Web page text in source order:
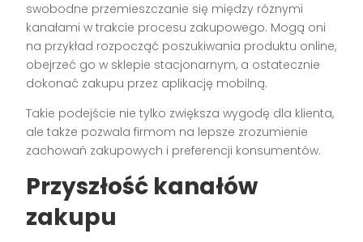
swobodne przemieszczanie się między różnymi
kanałami w trakcie procesu zakupowego. Mogą oni
na przykład rozpocząć poszukiwania produktu online,
obejrzeć go w sklepie stacjonarnym, a ostatecznie
dokonać zakupu przez aplikację mobilną.
Takie podejście nie tylko zwiększa wygodę dla klienta,
ale także pozwala firmom na lepsze zrozumienie
zachowań zakupowych i preferencji konsumentów.
Przyszłość kanałów
zakupu